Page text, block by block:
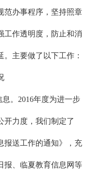
范办事程序，坚持照章
工作透明度，防止和消
主要做了以下工作：
。2016年度为进一步
开力度，我们制定了
报送工作的通知》，充
报、临夏教育信息网等